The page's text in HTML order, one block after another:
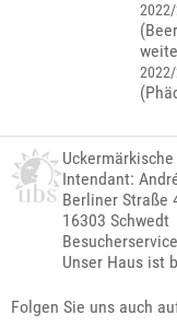
Intendant:
Berliner Straße
16303 Schwedt
Unser Haus ist
Folgen Sie uns auch